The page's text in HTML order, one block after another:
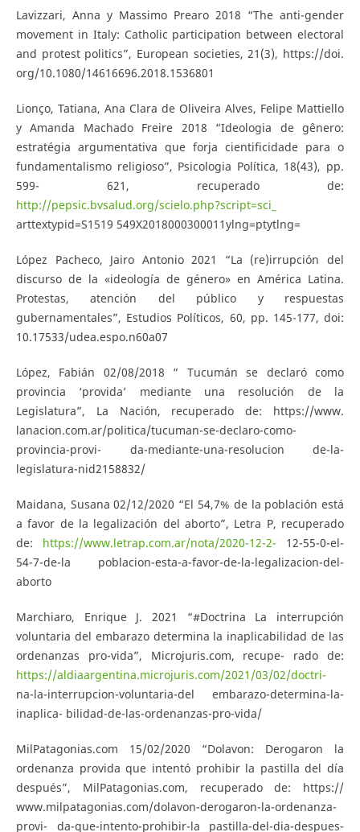
Lavizzari, Anna y Massimo Prearo 2018 “The anti-gender
movement in Italy: Catholic participation between electoral
and protest politics”, European societies, 21(3), https://doi.
org/10.1080/14616696.2018.1536801
Lionço, Tatiana, Ana Clara de Oliveira Alves, Felipe Mattiello
y Amanda Machado Freire 2018 “Ideologia de gênero:
estratégia argumentativa que forja cientificidade para o
fundamentalismo religioso”, Psicologia Política, 18(43), pp.
599- 621, recuperado de:
http://pepsic.bvsalud.org/scielo.php?script=sci_
arttextypid=S1519 549X2018000300011ylng=ptytlng=
López Pacheco, Jairo Antonio 2021 “La (re)irrupción del
discurso de la «ideología de género» en América Latina.
Protestas, atención del público y respuestas
gubernamentales”, Estudios Políticos, 60, pp. 145-177, doi:
10.17533/udea.espo.n60a07
López, Fabián 02/08/2018 “ Tucumán se declaró como
provincia ‘provida’ mediante una resolución de la
Legislatura”, La Nación, recuperado de: https://www.
lanacion.com.ar/politica/tucuman-se-declaro-como-
provincia-provi- da-mediante-una-resolucion de-la-
legislatura-nid2158832/
Maidana, Susana 02/12/2020 “El 54,7% de la población está
a favor de la legalización del aborto”, Letra P, recuperado
de: https://www.letrap.com.ar/nota/2020-12-2- 12-55-0-el-
54-7-de-la poblacion-esta-a-favor-de-la-legalizacion-del-
aborto
Marchiaro, Enrique J. 2021 “#Doctrina La interrupción
voluntaria del embarazo determina la inaplicabilidad de las
ordenanzas pro-vida”, Microjuris.com, recupe- rado de:
https://aldiaargentina.microjuris.com/2021/03/02/doctri-
na-la-interrupcion-voluntaria-del embarazo-determina-la-
inaplica- bilidad-de-las-ordenanzas-pro-vida/
MilPatagonias.com 15/02/2020 “Dolavon: Derogaron la
ordenanza provida que intentó prohibir la pastilla del día
después”, MilPatagonias.com, recuperado de: https://
www.milpatagonias.com/dolavon-derogaron-la-ordenanza-
provi- da-que-intento-prohibir-la pastilla-del-dia-despues-